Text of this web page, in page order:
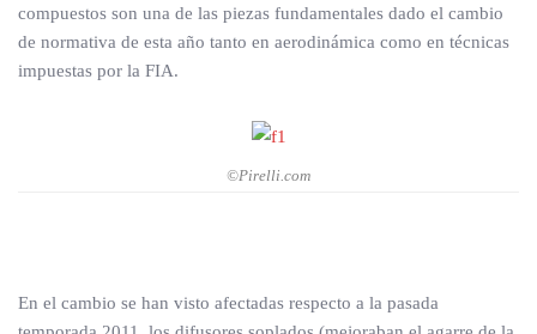
compuestos son una de las piezas fundamentales dado el cambio
de normativa de esta año tanto en aerodinámica como en técnicas
impuestas por la FIA.
©Pirelli.com
En el cambio se han visto afectadas respecto a la pasada